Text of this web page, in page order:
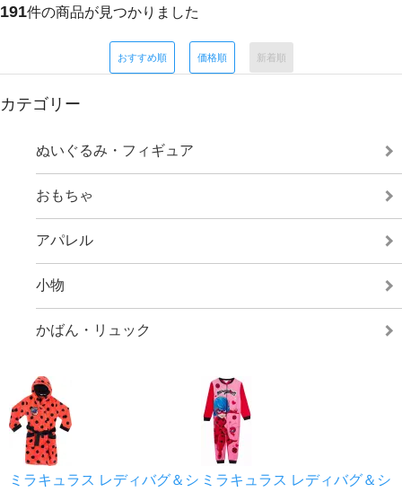
191件の商品が見つかりました
おすすめ順 価格順 新着順
カテゴリー
ぬいぐるみ・フィギュア
おもちゃ
アパレル
小物
かばん・リュック
ミラキュラス レディバグ＆シ ミラキュラス レディバグ＆シ